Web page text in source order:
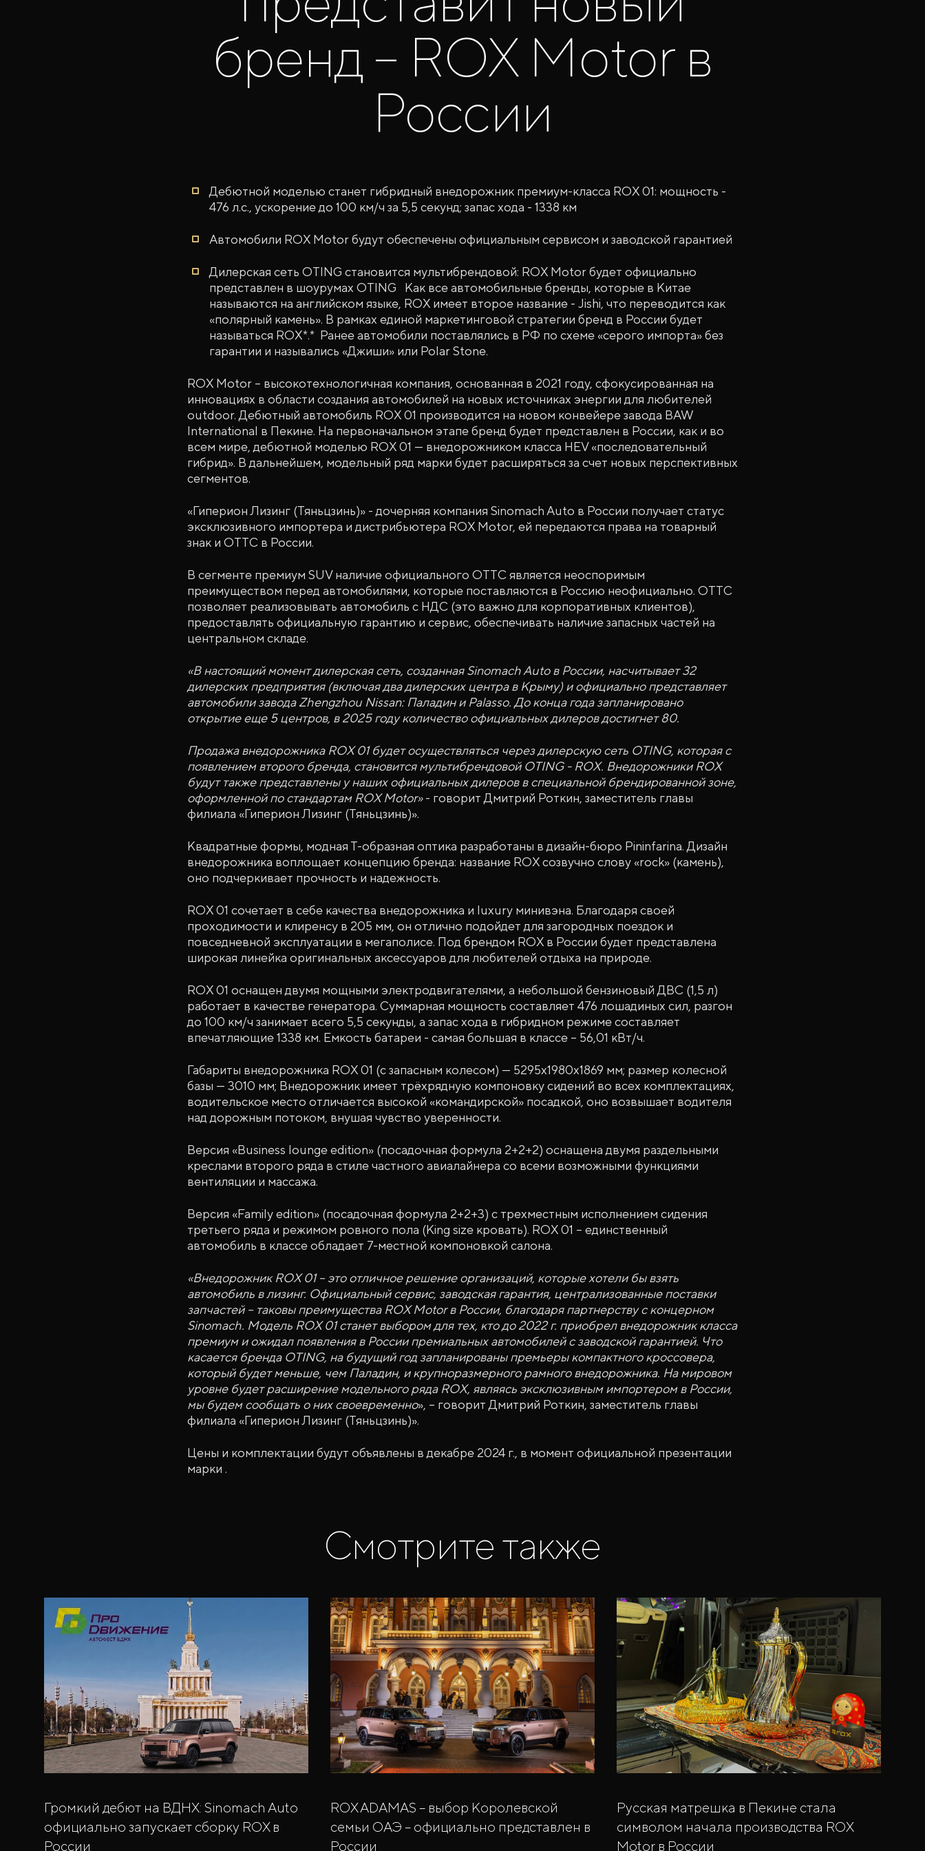
бренд – ROX Motor в
России
Дебютной моделью станет гибридный внедорожник премиум-класса ROX 01: мощность -
476 л.с., ускорение до 100 км/ч за 5,5 секунд; запас хода - 1338 км
Автомобили ROX Motor будут обеспечены официальным сервисом и заводской гарантией
Дилерская сеть OTING становится мультибрендовой: ROX Motor будет официально
представлен в шоурумах OTING Как все автомобильные бренды, которые в Китае
называются на английском языке, ROX имеет второе название - Jishi, что переводится как
«полярный камень». В рамках единой маркетинговой стратегии бренд в России будет
называться ROX*.* Ранее автомобили поставлялись в РФ по схеме «серого импорта» без
гарантии и назывались «Джиши» или Polar Stone.
ROX Motor – высокотехнологичная компания, основанная в 2021 году, сфокусированная на
инновациях в области создания автомобилей на новых источниках энергии для любителей
outdoor. Дебютный автомобиль ROX 01 производится на новом конвейере завода BAW
International в Пекине. На первоначальном этапе бренд будет представлен в России, как и во
всем мире, дебютной моделью ROX 01 — внедорожником класса HEV «последовательный
гибрид». В дальнейшем, модельный ряд марки будет расширяться за счет новых перспективных
сегментов.
«Гиперион Лизинг (Тяньцзинь)» - дочерняя компания Sinomach Auto в России получает статус
эксклюзивного импортера и дистрибьютера ROX Motor, ей передаются права на товарный
знак и ОТТС в России.
В сегменте премиум SUV наличие официального ОТТС является неоспоримым
преимуществом перед автомобилями, которые поставляются в Россию неофициально. ОТТС
позволяет реализовывать автомобиль с НДС (это важно для корпоративных клиентов),
предоставлять официальную гарантию и сервис, обеспечивать наличие запасных частей на
центральном складе.
«В настоящий момент дилерская сеть, созданная Sinomach Auto в России, насчитывает 32
дилерских предприятия (включая два дилерских центра в Крыму) и официально представляет
автомобили завода Zhengzhou Nissan: Паладин и Palasso. До конца года запланировано
открытие еще 5 центров, в 2025 году количество официальных дилеров достигнет 80.
Продажа внедорожника ROX 01 будет осуществляться через дилерскую сеть OTING, которая с
появлением второго бренда, становится мультибрендовой OTING - ROX. Внедорожники ROX
будут также представлены у наших официальных дилеров в специальной брендированной зоне,
оформленной по стандартам ROX Motor»- говорит Дмитрий Роткин, заместитель главы
филиала «Гиперион Лизинг (Тяньцзинь)».
Квадратные формы, модная Т-образная оптика разработаны в дизайн-бюро Pininfarina. Дизайн
внедорожника воплощает концепцию бренда: название ROX созвучно слову «rock» (камень),
оно подчеркивает прочность и надежность.
ROX 01 сочетает в себе качества внедорожника и luxury минивэна. Благодаря своей
проходимости и клиренсу в 205 мм, он отлично подойдет для загородных поездок и
повседневной эксплуатации в мегаполисе. Под брендом ROX в России будет представлена
широкая линейка оригинальных аксессуаров для любителей отдыха на природе.
ROX 01 оснащен двумя мощными электродвигателями, а небольшой бензиновый ДВС (1,5 л)
работает в качестве генератора. Суммарная мощность составляет 476 лошадиных сил, разгон
до 100 км/ч занимает всего 5,5 секунды, а запас хода в гибридном режиме составляет
впечатляющие 1338 км. Емкость батареи - самая большая в классе – 56,01 кВт/ч.
Габариты внедорожника ROX 01 (с запасным колесом) — 5295х1980х1869 мм; размер колесной
базы — 3010 мм; Внедорожник имеет трёхрядную компоновку сидений во всех комплектациях,
водительское место отличается высокой «командирской» посадкой, оно возвышает водителя
над дорожным потоком, внушая чувство уверенности.
Версия «Business lounge edition» (посадочная формула 2+2+2) оснащена двумя раздельными
креслами второго ряда в стиле частного авиалайнера со всеми возможными функциями
вентиляции и массажа.
Версия «Family edition» (посадочная формула 2+2+3) с трехместным исполнением сидения
третьего ряда и режимом ровного пола (King size кровать). ROX 01 – единственный
автомобиль в классе обладает 7-местной компоновкой салона.
«Внедорожник ROX 01 – это отличное решение организаций, которые хотели бы взять
автомобиль в лизинг. Официальный сервис, заводская гарантия, централизованные поставки
запчастей – таковы преимущества ROX Motor в России, благодаря партнерству с концерном
Sinomach. Модель ROX 01 станет выбором для тех, кто до 2022 г. приобрел внедорожник класса
премиум и ожидал появления в России премиальных автомобилей с заводской гарантией. Что
касается бренда OTING, на будущий год запланированы премьеры компактного кроссовера,
который будет меньше, чем Паладин, и крупноразмерного рамного внедорожника. На мировом
уровне будет расширение модельного ряда ROX, являясь эксклюзивным импортером в России,
мы будем сообщать о них своевременно», – говорит Дмитрий Роткин, заместитель главы
филиала «Гиперион Лизинг (Тяньцзинь)».
Цены и комплектации будут объявлены в декабре 2024 г., в момент официальной презентации
марки .
Смотрите также
Громкий дебют на ВДНХ: Sinomach Auto
официально запускает сборку ROX в
России
ROX ADAMAS – выбор Королевской
семьи ОАЭ – официально представлен в
России
Русская матрешка в Пекине стала
символом начала производства ROX
Motor в России